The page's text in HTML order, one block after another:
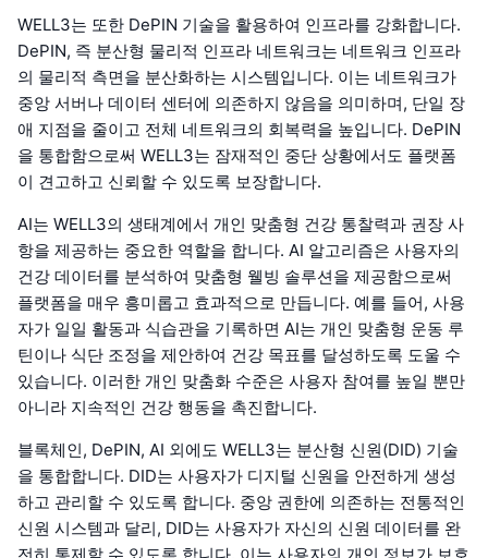
WELL3는 또한 DePIN 기술을 활용하여 인프라를 강화합니다.
DePIN, 즉 분산형 물리적 인프라 네트워크는 네트워크 인프라
의 물리적 측면을 분산화하는 시스템입니다. 이는 네트워크가
중앙 서버나 데이터 센터에 의존하지 않음을 의미하며, 단일 장
애 지점을 줄이고 전체 네트워크의 회복력을 높입니다. DePIN
을 통합함으로써 WELL3는 잠재적인 중단 상황에서도 플랫폼
이 견고하고 신뢰할 수 있도록 보장합니다.
AI는 WELL3의 생태계에서 개인 맞춤형 건강 통찰력과 권장 사
항을 제공하는 중요한 역할을 합니다. AI 알고리즘은 사용자의
건강 데이터를 분석하여 맞춤형 웰빙 솔루션을 제공함으로써
플랫폼을 매우 흥미롭고 효과적으로 만듭니다. 예를 들어, 사용
자가 일일 활동과 식습관을 기록하면 AI는 개인 맞춤형 운동 루
틴이나 식단 조정을 제안하여 건강 목표를 달성하도록 도울 수
있습니다. 이러한 개인 맞춤화 수준은 사용자 참여를 높일 뿐만
아니라 지속적인 건강 행동을 촉진합니다.
블록체인, DePIN, AI 외에도 WELL3는 분산형 신원(DID) 기술
을 통합합니다. DID는 사용자가 디지털 신원을 안전하게 생성
하고 관리할 수 있도록 합니다. 중앙 권한에 의존하는 전통적인
신원 시스템과 달리, DID는 사용자가 자신의 신원 데이터를 완
전히 통제할 수 있도록 합니다. 이는 사용자의 개인 정보가 보호